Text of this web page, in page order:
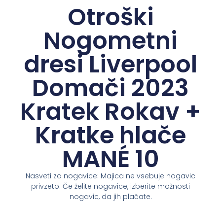
Otroški
Nogometni
dresi Liverpool
Domači 2023
Kratek Rokav +
Kratke hlače
MANÉ 10
Nasveti za nogavice: Majica ne vsebuje nogavic
privzeto. Če želite nogavice, izberite možnosti
nogavic, da jih plačate.